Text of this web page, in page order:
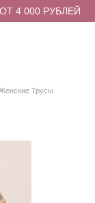
4 000 РУБЛЕЙ
Трусы